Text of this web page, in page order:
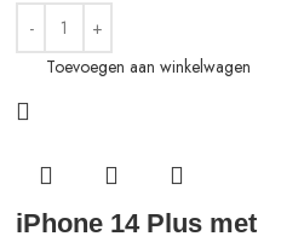
Toevoegen aan winkelwagen
iPhone 14 Plus met